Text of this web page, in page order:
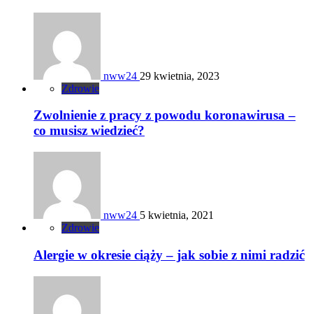
nww24 29 kwietnia, 2023
Zdrowie
Zwolnienie z pracy z powodu koronawirusa –
co musisz wiedzieć?
nww24 5 kwietnia, 2021
Zdrowie
Alergie w okresie ciąży – jak sobie z nimi radzić